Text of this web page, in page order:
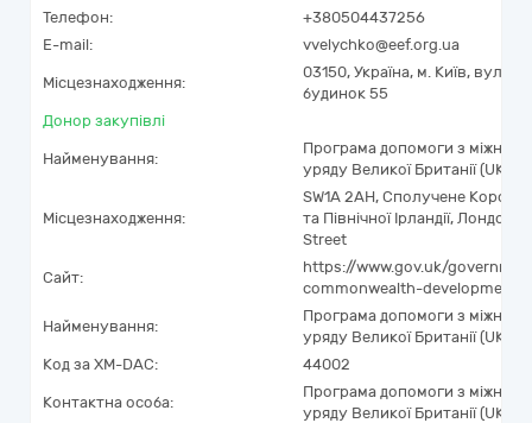
Телефон:
+380504437256
E-mail:
vvelychko@eef.org.ua
Місцезнаходження:
03150, Україна, м. Київ, вул.
будинок 55
Донор закупівлі
Найменування:
Програма допомоги з
уряду Великої Британії (UK
Місцезнаходження:
SW1A 2AH, Сполучене
та Північної Ірландії, Лондон
Street
Сайт:
https://www.gov.uk/
commonwealth-development-
Найменування:
Програма допомоги з
уряду Великої Британії (UK
Код за XM-DAC: 44002
Контактна особа:
Програма допомоги з
уряду Великої Британії (UK